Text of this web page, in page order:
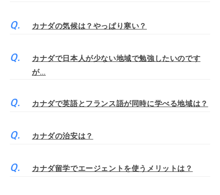
カナダの気候は？やっぱり寒い？
カナダで日本人が少ない地域で勉強したいのです
が…
カナダで英語とフランス語が同時に学べる地域は？
カナダの治安は？
カナダ留学でエージェントを使うメリットは？